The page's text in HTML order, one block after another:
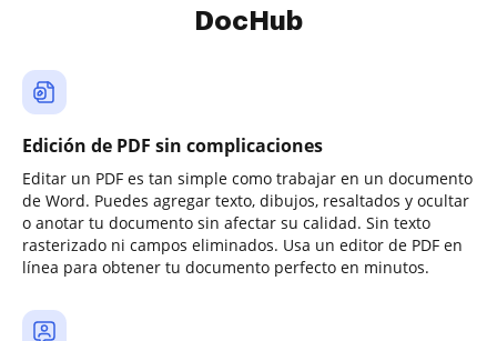
DocHub
Edición de PDF sin complicaciones
Editar un PDF es tan simple como trabajar en un documento
de Word. Puedes agregar texto, dibujos, resaltados y ocultar
o anotar tu documento sin afectar su calidad. Sin texto
rasterizado ni campos eliminados. Usa un editor de PDF en
línea para obtener tu documento perfecto en minutos.